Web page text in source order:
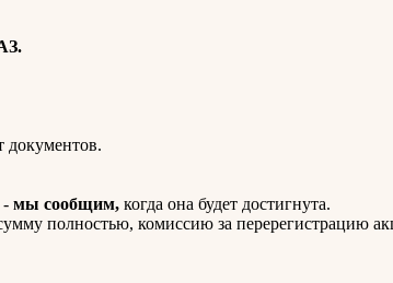
- мы сообщим,когда она будет достигнута.
полностью, комиссию за перерегистрацию